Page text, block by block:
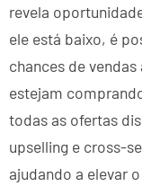
revela
ele está baixo, é
chances de
estejam
todas as ofertas
upselling e cross-
ajudando a elevar